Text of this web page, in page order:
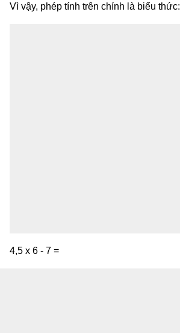
Vì vậy, phép tính trên chính là biểu thức:
4,5 x 6 - 7 =